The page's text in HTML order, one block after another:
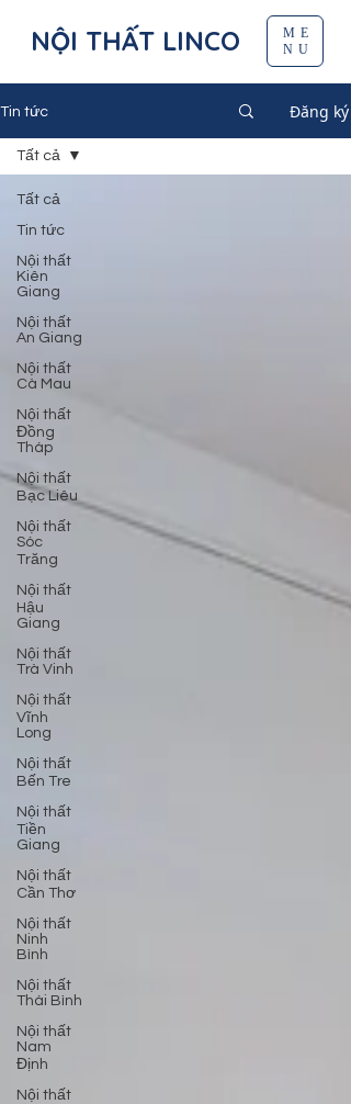
NỘI THẤT LINCO
ME
NU
Tin tức Đăng ký
Tất cả
Tin tức
Nội thất
Kiên
Giang
Nội thất
An Giang
Nội thất
Cà Mau
Nội thất
Đồng
Tháp
Nội thất
Bạc Liêu
Nội thất
Sóc
Trăng
Nội thất
Hậu
Giang
Nội thất
Trà Vinh
Nội thất
Vĩnh
Long
Nội thất
Bến Tre
Nội thất
Tiền
Giang
Nội thất
Cần Thơ
Nội thất
Ninh
Bình
Nội thất
Thái Bình
Nội thất
Nam
Định
Nội thất
Tất cả